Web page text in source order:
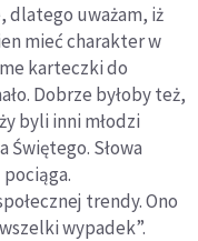
dlatego uważam, iż
mieć charakter w
karteczki do
Dobrze byłoby też,
byli inni młodzi
Słowa
trendy. Ono
wypadek”.